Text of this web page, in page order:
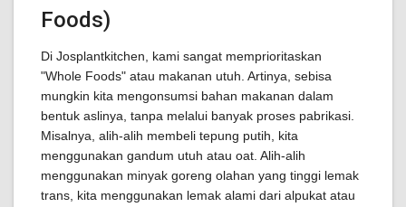
Foods)
Di Josplantkitchen, kami sangat memprioritaskan
"Whole Foods" atau makanan utuh. Artinya, sebisa
mungkin kita mengonsumsi bahan makanan dalam
bentuk aslinya, tanpa melalui banyak proses pabrikasi.
Misalnya, alih-alih membeli tepung putih, kita
menggunakan gandum utuh atau oat. Alih-alih
menggunakan minyak goreng olahan yang tinggi lemak
trans, kita menggunakan lemak alami dari alpukat atau